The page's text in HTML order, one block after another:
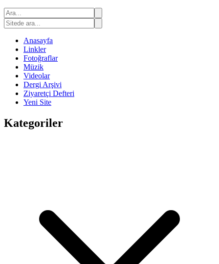
Anasayfa
Linkler
Fotoğraflar
Müzik
Videolar
Dergi Arşivi
Ziyaretçi Defteri
Yeni Site
Kategoriler